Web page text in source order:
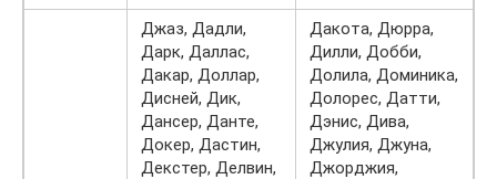
Джаз, Дадли,
Дарк, Даллас,
Дакар, Доллар,
Дисней, Дик,
Дансер, Данте,
Докер, Дастин,
Декстер, Делвин,
Дакота, Дюрра,
Дилли, Добби,
Долила, Доминика,
Долорес, Датти,
Дэнис, Дива,
Джулия, Джуна,
Джорджия,